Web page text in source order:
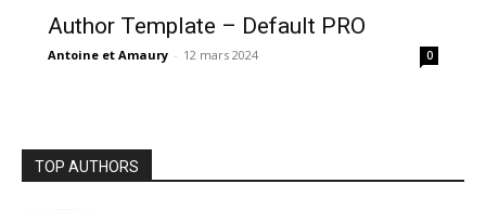
Author Template – Default PRO
Antoine et Amaury - 12 mars 2024 0
TOP AUTHORS